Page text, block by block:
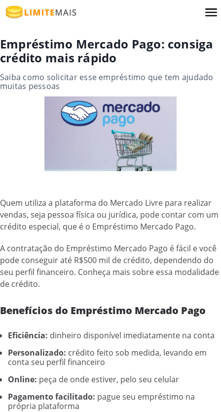
Empréstimo Mercado Pago: consiga
crédito mais rápido
Saiba como solicitar esse empréstimo que tem ajudado
muitas pessoas
Quem utiliza a plataforma do Mercado Livre para realizar
vendas, seja pessoa física ou jurídica, pode contar com um
crédito especial, que é o Empréstimo Mercado Pago.
A contratação do Empréstimo Mercado Pago é fácil e você
pode conseguir até R$500 mil de crédito, dependendo do
seu perfil financeiro. Conheça mais sobre essa modalidade
de crédito.
Benefícios do Empréstimo Mercado Pago
Eficiência: dinheiro disponível imediatamente na conta
Personalizado: crédito feito sob medida, levando em
conta seu perfil financeiro
Online: peça de onde estiver, pelo seu celular
Pagamento facilitado: pague seu empréstimo na
própria plataforma